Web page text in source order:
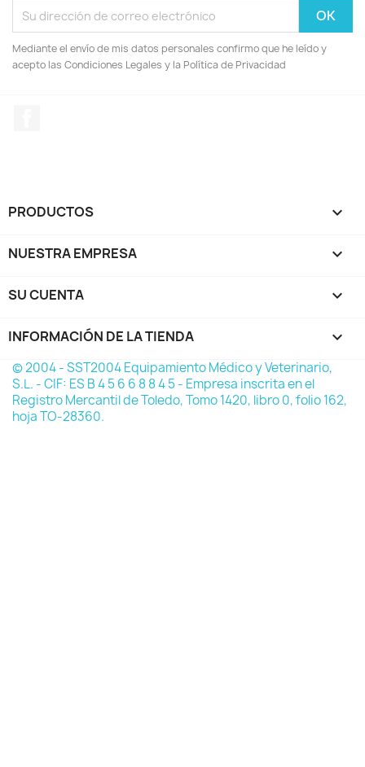
Mediante el envío de mis datos personales confirmo que he leído y
acepto las Condiciones Legales y la Política de Privacidad
PRODUCTOS 
NUESTRA EMPRESA 
SU CUENTA 
INFORMACIÓN DE LA TIENDA keyboard_arrow_down
© 2004 - SST2004 Equipamiento Médico y Veterinario,
S.L. - CIF: ES B 4 5 6 6 8 8 4 5 - Empresa inscrita en el
Registro Mercantil de Toledo, Tomo 1420, libro 0, folio 162,
hoja TO-28360.